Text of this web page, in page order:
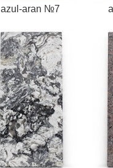
azul-aran №7